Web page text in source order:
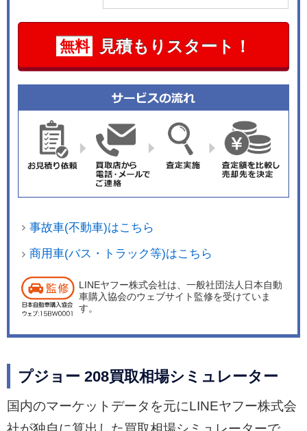
無料 見積もりスタート！
事故車(不動車)はこちら
商用車(バス・トラック等)はこちら
LINEヤフー株式会社は、一般社団法人日本自動
車購入協会のウェブサイト監修を受けていま
す。
プジョー 208買取相場シミュレーター
国内のマーケットデータを元にLINEヤフー株式会